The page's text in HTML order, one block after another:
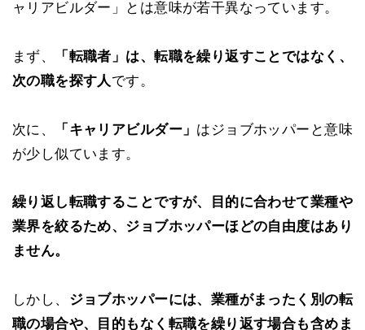
ャリアビルダー」とは意味が若干異なっています。
まず、
「転職者」は、転職を繰り返すことではなく、
次の職を探す人です。
次に、 「キャリアビルダー」 はジョブホッパーと意味
が少し似ています。
繰り返し転職することですが、目的に合わせて業種や
業界を絞るため、ジョブホッパーほどの自由度はあり
ません。
しかし、 ジョブホッパーには、業種がまったく別の転
職の場合や、目的もなく転職を繰り返す場合も含めま